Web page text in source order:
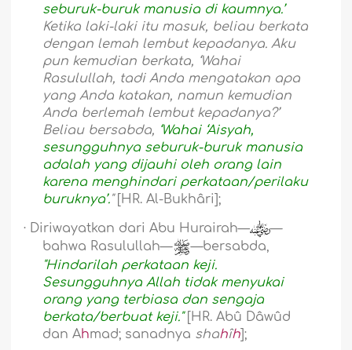
seburuk-buruk manusia di kaumnya.’
Ketika laki-laki itu masuk, beliau berkata
dengan lemah lembut kepadanya. Aku
pun kemudian berkata, ‘Wahai
Rasulullah, tadi Anda mengatakan apa
yang Anda katakan, namun kemudian
Anda berlemah lembut kepadanya?’
Beliau bersabda, ‘Wahai ‘Aisyah,
sesungguhnya seburuk-buruk manusia
adalah yang dijauhi oleh orang lain
karena menghindari perkataan/perilaku
buruknya’." [HR. Al-Bukhâri];
· Diriwayatkan dari Abu Hurairah—
—
bahwa Rasulullah—
—bersabda,
"Hindarilah perkataan keji.
Sesungguhnya Allah tidak menyukai
orang yang terbiasa dan sengaja
berkata/berbuat keji." [HR. Abû Dâwûd
dan Ahmad; sanadnya shahîh ];